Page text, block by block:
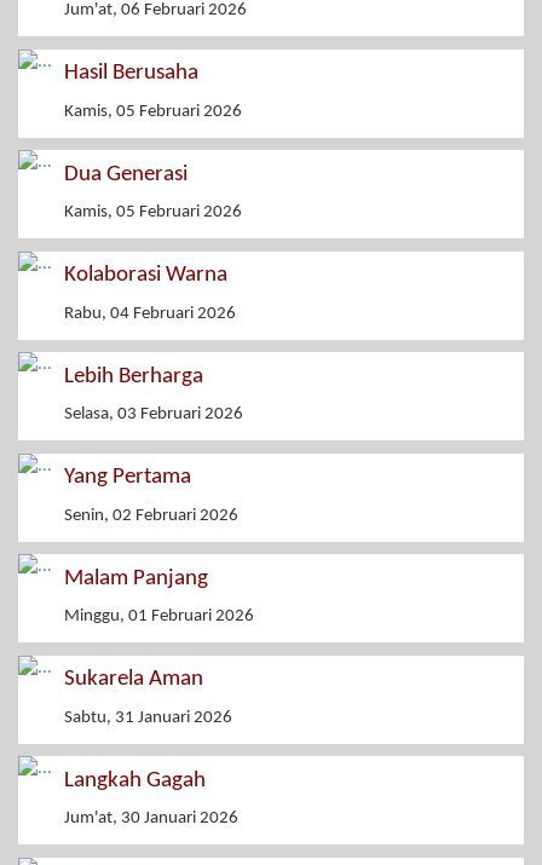
Jum'at, 06 Februari 2026
Hasil Berusaha
Kamis, 05 Februari 2026
Dua Generasi
Kamis, 05 Februari 2026
Kolaborasi Warna
Rabu, 04 Februari 2026
Lebih Berharga
Selasa, 03 Februari 2026
Yang Pertama
Senin, 02 Februari 2026
Malam Panjang
Minggu, 01 Februari 2026
Sukarela Aman
Sabtu, 31 Januari 2026
Langkah Gagah
Jum'at, 30 Januari 2026